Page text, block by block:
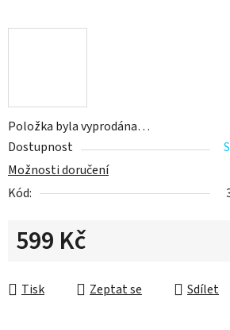
Položka byla vyprodána…
Dostupnost
Možnosti doručení
Kód:
599 Kč
Tisk
Zeptat se Sdílet